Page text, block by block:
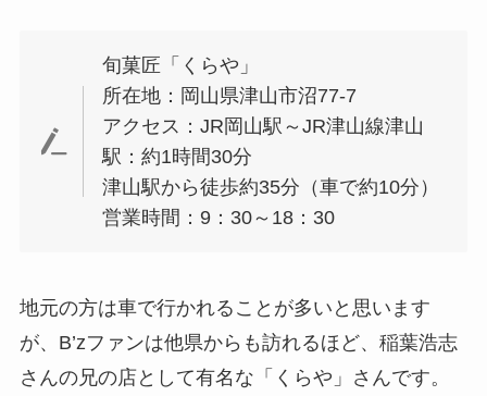
旬菓匠「くらや」
所在地：岡山県津山市沼77-7
アクセス：JR岡山駅～JR津山線津山
駅：約1時間30分
津山駅から徒歩約35分（車で約10分）
営業時間：9：30～18：30
地元の方は車で行かれることが多いと思います
が、B’zファンは他県からも訪れるほど、稲葉浩志
さんの兄の店として有名な「くらや」さんです。